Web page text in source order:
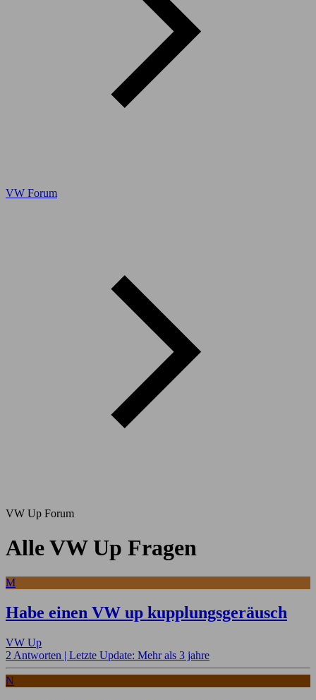
VW Forum
VW Up Forum
Alle VW Up Fragen
M
Habe einen VW up kupplungsgeräusch
VW Up
2 Antworten | Letzte Update: Mehr als 3 jahre
N